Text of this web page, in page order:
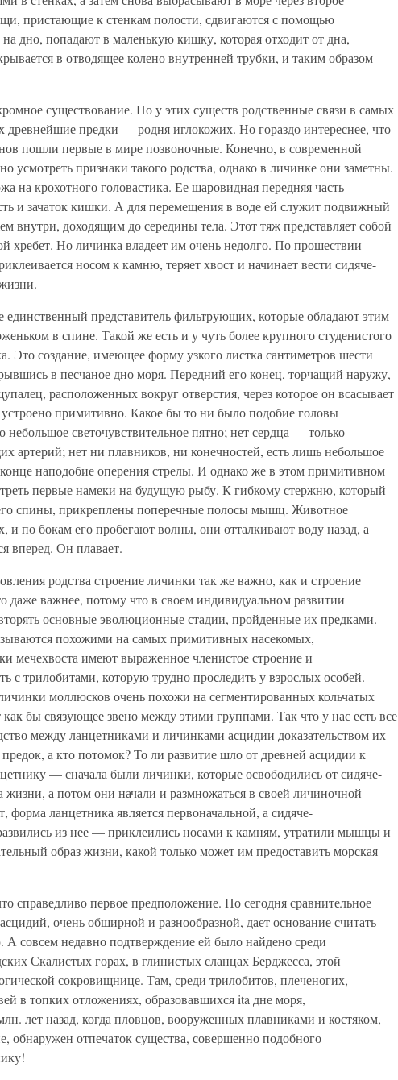
пристающие к стенкам полости, сдвигаются с помощью
дно, попадают в маленькую кишку, которая отходит от дна,
в отводящее колено внутренней трубки, и таким образом
существование. Но у этих существ родственные связи в самых
предки — родня иглокожих. Но гораздо интереснее, что
пошли первые в мире позвоночные. Конечно, в современной
усмотреть признаки такого родства, однако в личинке они заметны.
на крохотного головастика. Ее шаровидная передняя часть
и зачаток кишки. А для перемещения в воде ей служит подвижный
внутри, доходящим до середины тела. Этот тяж представляет собой
хребет. Но личинка владеет им очень недолго. По прошествии
носом к камню, теряет хвост и начинает вести сидяче-
представитель фильтрующих, которые обладают этим
в спине. Такой же есть и у чуть более крупного студенистого
Это создание, имеющее форму узкого листка сантиметров шести
в песчаное дно моря. Передний его конец, торчащий наружу,
расположенных вокруг отверстия, через которое он всасывает
примитивно. Какое бы то ни было подобие головы
небольшое светочувствительное пятно; нет сердца — только
артерий; нет ни плавников, ни конечностей, есть лишь небольшое
наподобие оперения стрелы. И однако же в этом примитивном
первые намеки на будущую рыбу. К гибкому стержню, который
спины, прикреплены поперечные полосы мышц. Животное
и по бокам его пробегают волны, они отталкивают воду назад, а
вперед. Он плавает.
родства строение личинки так же важно, как и строение
даже важнее, потому что в своем индивидуальном развитии
основные эволюционные стадии, пройденные их предками.
похожими на самых примитивных насекомых,
мечехвоста имеют выраженное членистое строение и
с трилобитами, которую трудно проследить у взрослых особей.
моллюсков очень похожи на сегментированных кольчатых
бы связующее звено между этими группами. Так что у нас есть все
между ланцетниками и личинками асцидии доказательством их
а кто потомок? То ли развитие шло от древней асцидии к
— сначала были личинки, которые освободились от сидяче-
жизни, а потом они начали и размножаться в своей личиночной
форма ланцетника является первоначальной, а сидяче-
из нее — приклеились носами к камням, утратили мышцы и
образ жизни, какой только может им предоставить морская
справедливо первое предположение. Но сегодня сравнительное
очень обширной и разнообразной, дает основание считать
совсем недавно подтверждение ей было найдено среди
Скалистых горах, в глинистых сланцах Берджесса, этой
сокровищнице. Там, среди трилобитов, плеченогих,
в топких отложениях, образовавшихся ita дне моря,
лет назад, когда пловцов, вооруженных плавниками и костяком,
обнаружен отпечаток существа, совершенно подобного